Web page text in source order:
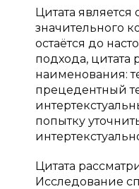
Цитата
значительного
остаётся до
подхода, цитата
наименования:
прецедентный
попытку
Цитата
Исследование